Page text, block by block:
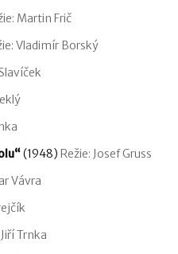
Martin Frič
Vladimír Borský
(1948) Režie: Josef Gruss
Vávra
Trnka